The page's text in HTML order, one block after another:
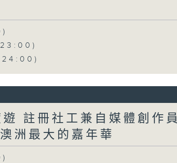
註冊社工兼自媒體創作員
洲最大的嘉年華